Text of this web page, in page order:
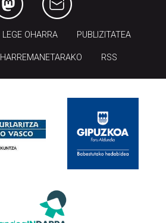
LEGE OHARRA PUBLIZITATEA
HARREMANETARAKO RSS